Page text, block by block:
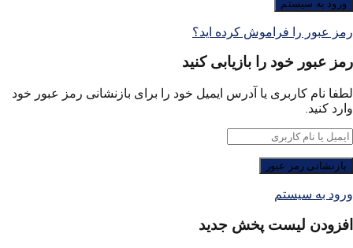
رمز عبور را فراموش کرده اید؟
رمز عبور خود را بازیابی کنید
لطفا نام کاربری یا آدرس ایمیل خود را برای بازنشانی رمز عبور خود
وارد کنید.
ورود به سیستم
افزودن لیست پخش جدید